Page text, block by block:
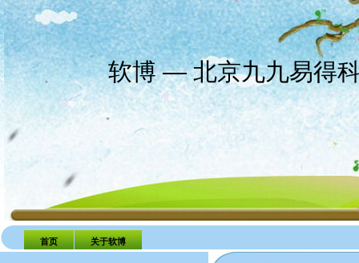
软博 — 北京九九易得
首页 关于软博